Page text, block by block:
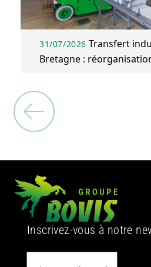
31/07/2026 Transfert
Bretagne :
Inscrivez-vous à notre